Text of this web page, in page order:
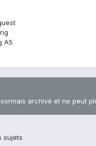
A5
archivé et ne peut
sujets